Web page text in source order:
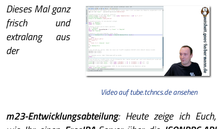
Video auf tube.tchncs.de ansehen
Dieses Mal ganz
frisch und
extralang aus
der
m23-Entwicklungsabteilung: Heute zeige ich Euch,